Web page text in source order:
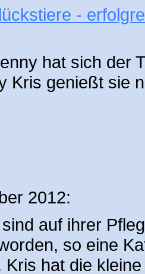
-
hat sich der
Kris genießt sie
2012:
auf ihrer
so eine
Kris hat die